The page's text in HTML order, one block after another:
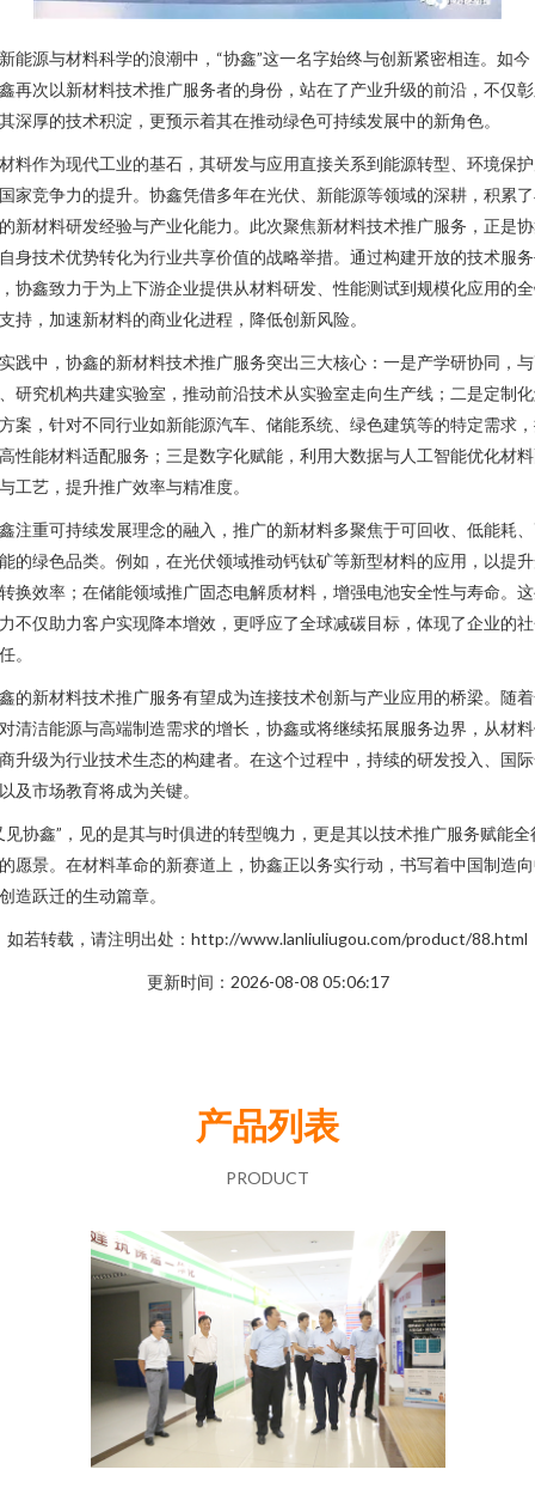
能源与材料科学的浪潮中，“协鑫”这一名字始终与创新紧密相连。如今
再次以新材料技术推广服务者的身份，站在了产业升级的前沿，不仅
深厚的技术积淀，更预示着其在推动绿色可持续发展中的新角色。
料作为现代工业的基石，其研发与应用直接关系到能源转型、环境保
家竞争力的提升。协鑫凭借多年在光伏、新能源等领域的深耕，积累
新材料研发经验与产业化能力。此次聚焦新材料技术推广服务，正是
身技术优势转化为行业共享价值的战略举措。通过构建开放的技术服
协鑫致力于为上下游企业提供从材料研发、性能测试到规模化应用的
持，加速新材料的商业化进程，降低创新风险。
践中，协鑫的新材料技术推广服务突出三大核心：一是产学研协同，
研究机构共建实验室，推动前沿技术从实验室走向生产线；二是定制
案，针对不同行业如新能源汽车、储能系统、绿色建筑等的特定需求
性能材料适配服务；三是数字化赋能，利用大数据与人工智能优化材
工艺，提升推广效率与精准度。
注重可持续发展理念的融入，推广的新材料多聚焦于可回收、低能耗
的绿色品类。例如，在光伏领域推动钙钛矿等新型材料的应用，以提
换效率；在储能领域推广固态电解质材料，增强电池安全性与寿命。
不仅助力客户实现降本增效，更呼应了全球减碳目标，体现了企业的
。
的新材料技术推广服务有望成为连接技术创新与产业应用的桥梁。随
清洁能源与高端制造需求的增长，协鑫或将继续拓展服务边界，从材
升级为行业技术生态的构建者。在这个过程中，持续的研发投入、国
及市场教育将成为关键。
见协鑫”，见的是其与时俱进的转型魄力，更是其以技术推广服务赋能全
愿景。在材料革命的新赛道上，协鑫正以务实行动，书写着中国制造
造跃迁的生动篇章。
如若转载，请注明出处：http://www.lanliuliugou.com/product/88.html
更新时间：2026-08-08 05:06:17
产品列表
PRODUCT